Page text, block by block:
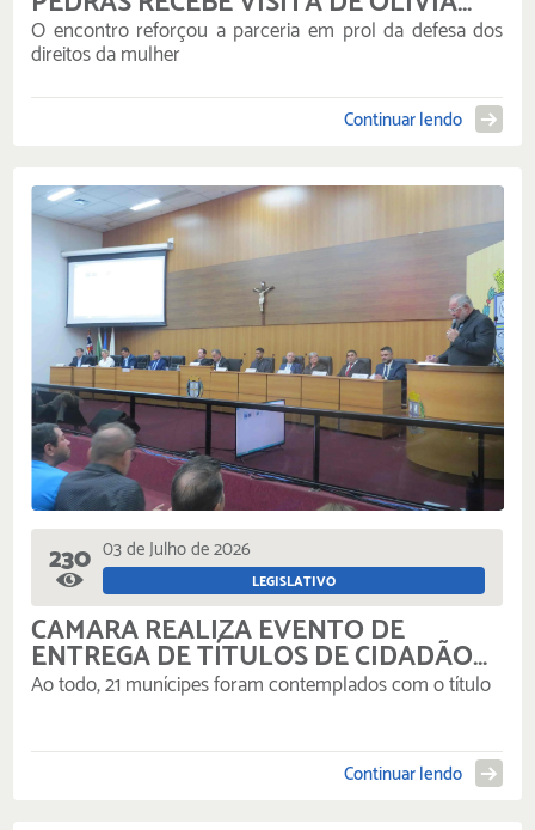
FONSECA
O encontro reforçou a parceria em prol da defesa dos
direitos da mulher
Continuar lendo
230 03 de Julho de 2026
LEGISLATIVO
CÂMARA REALIZA EVENTO DE
ENTREGA DE TÍTULOS DE CIDADÃO
RIOPEDRENSE A HOMENAGEADOS
Ao todo, 21 munícipes foram contemplados com o título
Continuar lendo